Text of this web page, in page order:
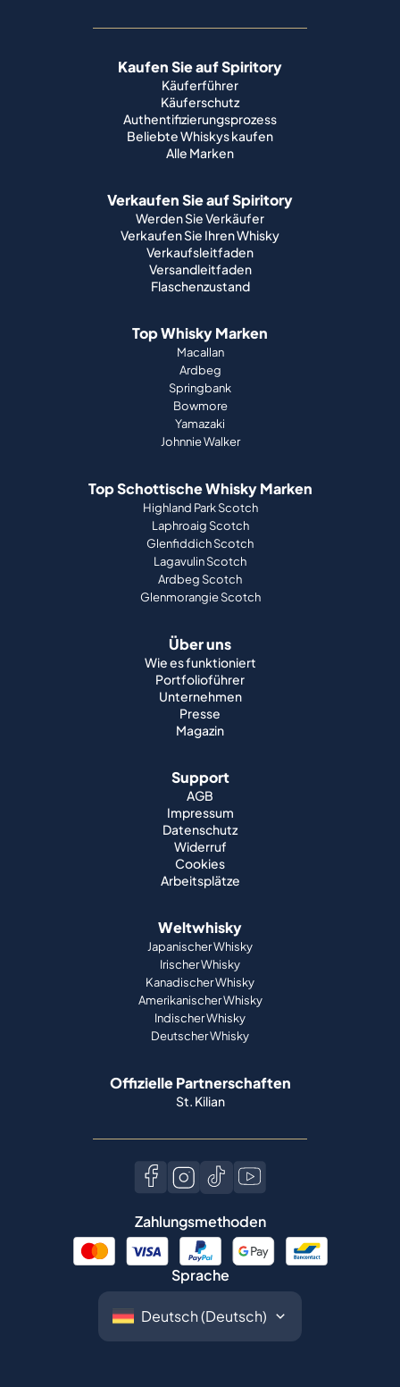
Kaufen Sie auf Spiritory
Käuferführer
Käuferschutz
Authentifizierungsprozess
Beliebte Whiskys kaufen
Alle Marken
Verkaufen Sie auf Spiritory
Werden Sie Verkäufer
Verkaufen Sie Ihren Whisky
Verkaufsleitfaden
Versandleitfaden
Flaschenzustand
Top Whisky Marken
Macallan
Ardbeg
Springbank
Bowmore
Yamazaki
Johnnie Walker
Top Schottische Whisky Marken
Highland Park Scotch
Laphroaig Scotch
Glenfiddich Scotch
Lagavulin Scotch
Ardbeg Scotch
Glenmorangie Scotch
Über uns
Wie es funktioniert
Portfolioführer
Unternehmen
Presse
Magazin
Support
AGB
Impressum
Datenschutz
Widerruf
Cookies
Arbeitsplätze
Weltwhisky
Japanischer Whisky
Irischer Whisky
Kanadischer Whisky
Amerikanischer Whisky
Indischer Whisky
Deutscher Whisky
Offizielle Partnerschaften
St. Kilian
Zahlungsmethoden
Sprache